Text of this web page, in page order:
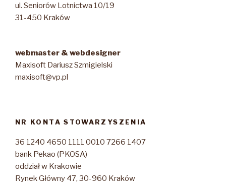
ul. Seniorów Lotnictwa 10/19
31-450 Kraków
webmaster & webdesigner
Maxisoft Dariusz Szmigielski
maxisoft@vp.pl
NR KONTA STOWARZYSZENIA
36 1240 4650 1111 0010 7266 1407
bank Pekao (PKOSA)
oddział w Krakowie
Rynek Główny 47, 30-960 Kraków